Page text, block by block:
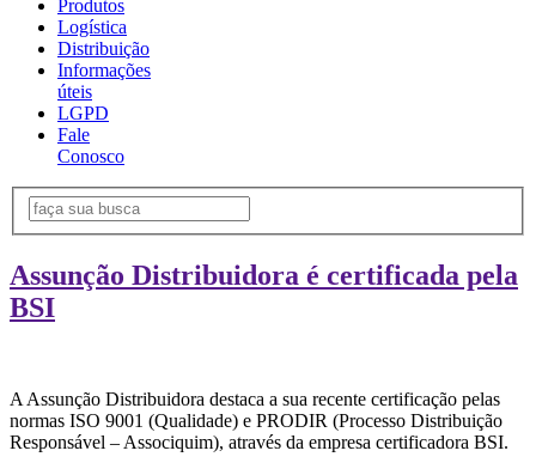
Produtos
Logística
Distribuição
Informações
úteis
LGPD
Fale
Conosco
Assunção Distribuidora é certificada pela
BSI
A Assunção Distribuidora destaca a sua recente certificação pelas
normas ISO 9001 (Qualidade) e PRODIR (Processo Distribuição
Responsável – Associquim), através da empresa certificadora BSI.